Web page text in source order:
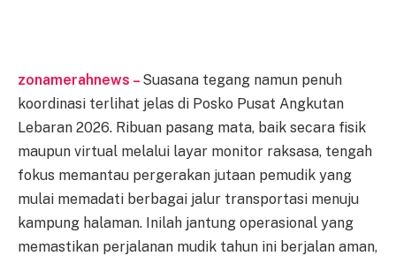
zonamerahnews – Suasana tegang namun penuh
koordinasi terlihat jelas di Posko Pusat Angkutan
Lebaran 2026. Ribuan pasang mata, baik secara fisik
maupun virtual melalui layar monitor raksasa, tengah
fokus memantau pergerakan jutaan pemudik yang
mulai memadati berbagai jalur transportasi menuju
kampung halaman. Inilah jantung operasional yang
memastikan perjalanan mudik tahun ini berjalan aman,